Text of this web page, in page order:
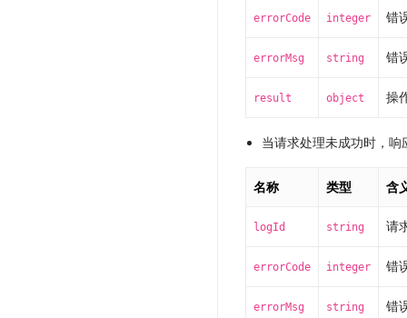
errorCode integer 错
errorMsg string 错
result object 操
当请求处理未成功时，响
名称 类型 含
logId string 请
errorCode integer 错
errorMsg string 错